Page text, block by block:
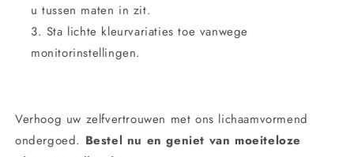
u tussen maten in zit.
Sta lichte kleurvariaties toe vanwege
monitorinstellingen.
Verhoog uw zelfvertrouwen met ons lichaamvormend
ondergoed. Bestel nu en geniet van moeiteloze